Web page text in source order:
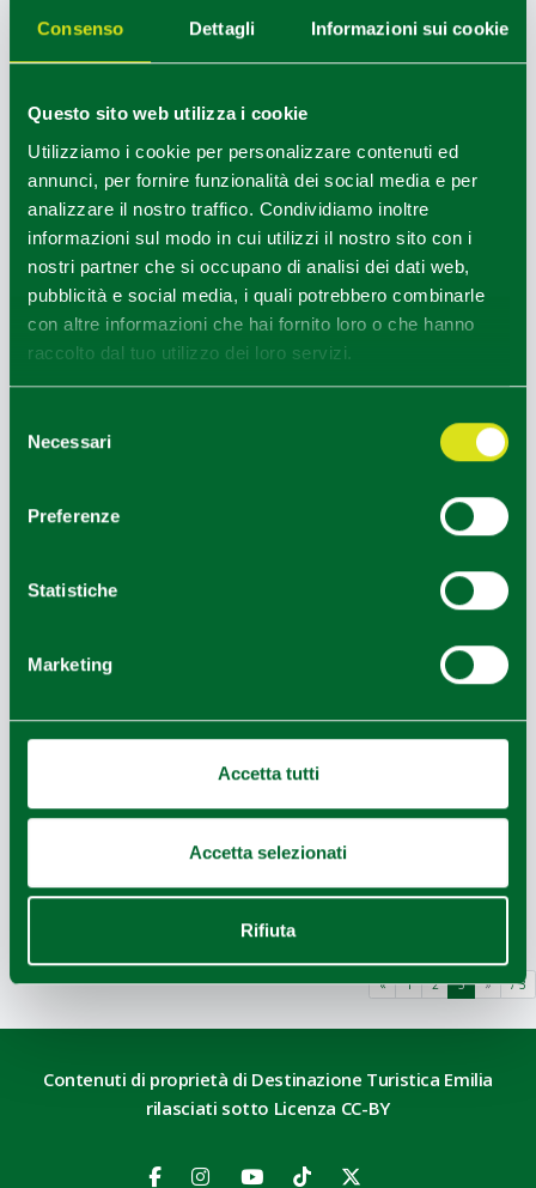
Consenso Dettagli Informazioni sui cookie
Questo sito web utilizza i cookie
Utilizziamo i cookie per personalizzare contenuti ed
annunci, per fornire funzionalità dei social media e per
analizzare il nostro traffico. Condividiamo inoltre
informazioni sul modo in cui utilizzi il nostro sito con i
nostri partner che si occupano di analisi dei dati web,
pubblicità e social media, i quali potrebbero combinarle
con altre informazioni che hai fornito loro o che hanno
raccolto dal tuo utilizzo dei loro servizi.
delNecessari
Preferenze
Statistiche
Marketing
Accetta tutti
Accetta selezionati
Rifiuta
BREVE GUIDA AI VINI DOP DI
CAMBIO VITA E VADO IN EMILIA
« 1 2 3 » / 3
Contenuti di proprietà di Destinazione Turistica Emilia
rilasciati sotto Licenza CC-BY